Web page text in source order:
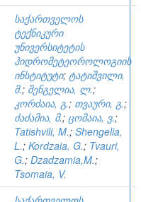
საქართველოს
ტექნიკური
უნივერსიტეტის
ჰიდრომეტეოროლოგიის
ინსტიტუტი; ტატიშვილი,
მ.; შენგელია, ლ.;
კორძაია, გ.; თვაური, გ.;
ძაძამია, მ.; ცომაია, ვ.;
Tatishvili, M.; Shengelia,
L.; Kordzaia, G.; Tvauri,
G.; Dzadzamia,M.;
Tsomaia, V.